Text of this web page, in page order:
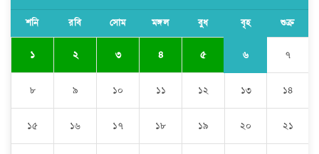
শনি রবি সোম মঙ্গল বুধ বৃহ শুক্র
১ ২ ৩ ৪ ৫ ৬ ৭
৮ ৯ ১০ ১১ ১২ ১৩ ১৪
১৫ ১৬ ১৭ ১৮ ১৯ ২০ ২১